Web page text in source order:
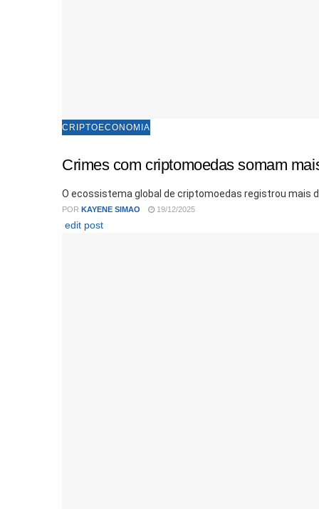
CRIPTOECONOMIA
Crimes com criptomoedas somam
O ecossistema global de criptomoedas registrou mais
POR KAYENE SIMAO 19/12/2025
edit post